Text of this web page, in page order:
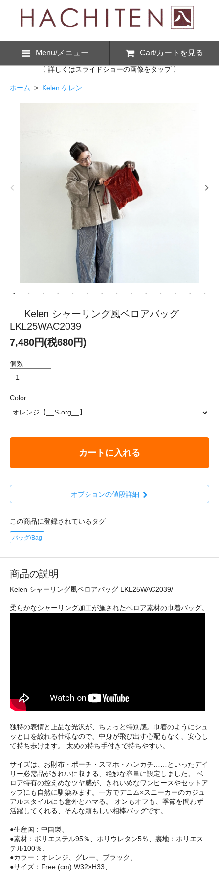
Menu/メニュー Cart/カートを見る
〈 詳しくはスライドショーの画像をタップ 〉
ホーム > Kelen ケレン
Kelen シャーリング風ベロアバッグ
LKL25WAC2039
7,480円(税680円)
個数
Color
カートに入れる
オプションの値段詳細
この商品に登録されているタグ
バッグ/Bag
商品の説明
Kelen シャーリング風ベロアバッグ LKL25WAC2039/
柔らかなシャーリング加工が施されたベロア素材の巾着バッグ。
独特の表情と上品な光沢が、ちょっと特別感。巾着のようにシュ
ッと口を絞れる仕様なので、中身が飛び出す心配もなく、安心し
て持ち歩けます。 太めの持ち手付きで持ちやすい。
サイズは、お財布・ポーチ・スマホ・ハンカチ……といったデイ
リー必需品がきれいに収まる、絶妙な容量に設定しました。 ベ
ロア特有の控えめなツヤ感が、きれいめなワンピースやセットア
ップにも自然に馴染みます。一方でデニム×スニーカーのカジュ
アルスタイルにも意外とハマる。 オンもオフも、季節を問わず
活躍してくれる、そんな頼もしい相棒バッグです。
●生産国：中国製、
●素材：ポリエステル95％、ポリウレタン5％、裏地：ポリエス
テル100％、
●カラー：オレンジ、グレー、ブラック、
●サイズ：Free (cm):W32×H33、